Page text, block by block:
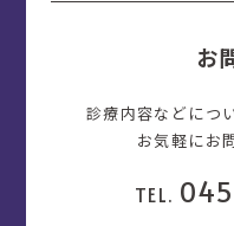
お
診療内容などにつ
お気軽にお
TEL.